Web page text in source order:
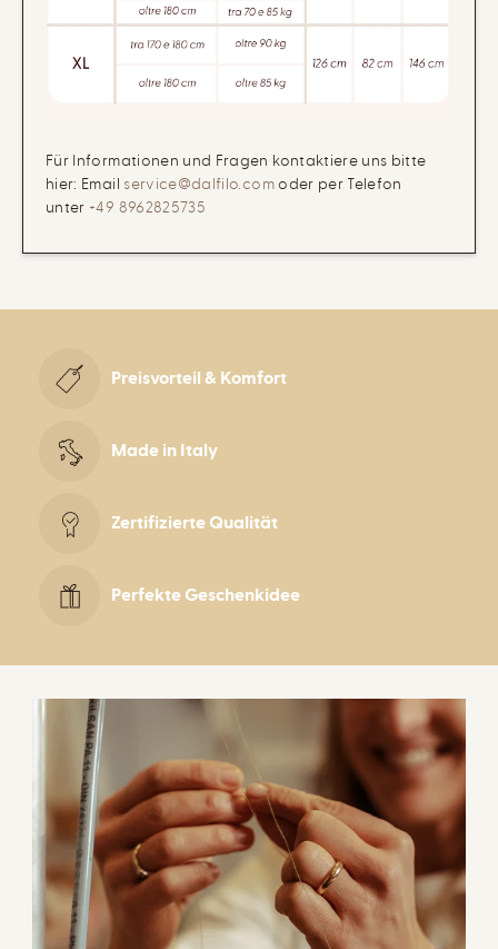
Für Informationen und Fragen kontaktiere uns bitte
hier: Email service@dalfilo.comoder per Telefon
unter +49 8962825735
Preisvorteil & Komfort
Made in Italy
Zertifizierte Qualität
Perfekte Geschenkidee